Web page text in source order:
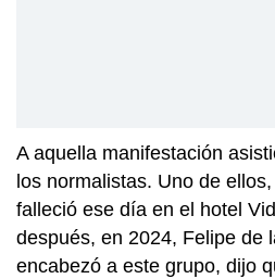
A aquella manifestación
los normalistas. Uno de
falleció ese día en el hotel
después, en 2024, Felipe de
encabezó a este grupo, dijo